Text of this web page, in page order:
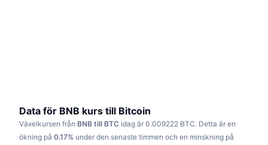
Sport
Teknisk analys
RSI
Analys
Videor
Data för BNB kurs till Bitcoin
Växelkursen från BNB till BTC idag är 0.009222 BTC. Detta är en
ökning på 0.17% under den senaste timmen och en minskning på